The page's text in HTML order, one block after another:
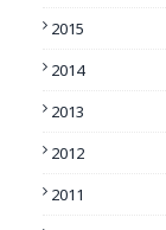
2015
2014
2013
2012
2011